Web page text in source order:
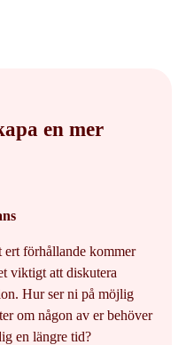
en mer
förhållande kommer
viktigt att diskutera
Hur ser ni på möjlig
om någon av er behöver
en längre tid?